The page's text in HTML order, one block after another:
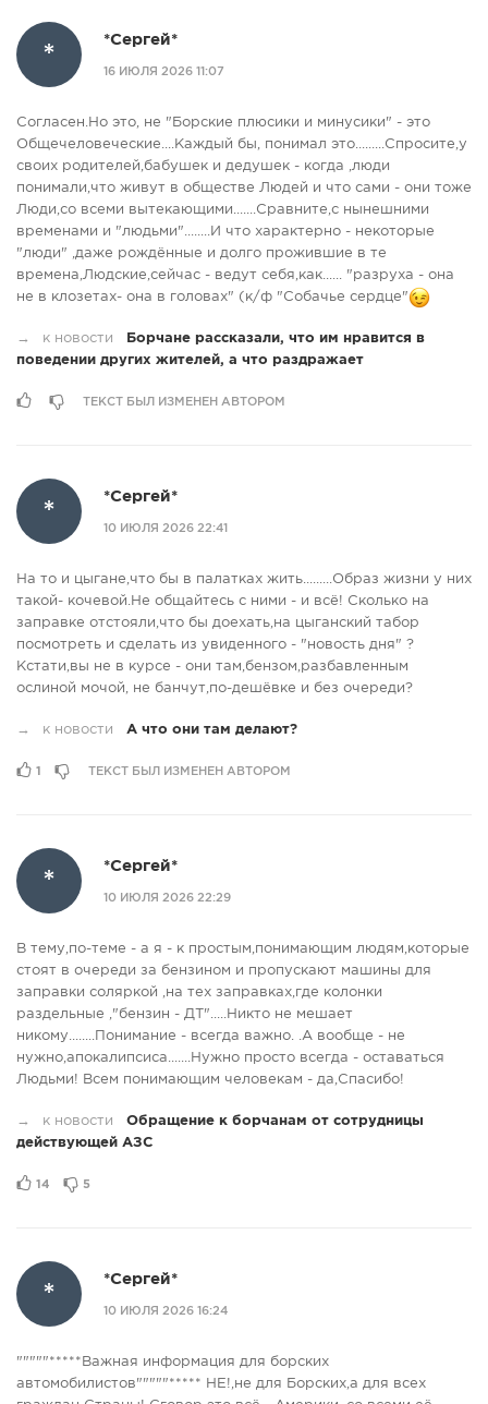
*
*Сергей*
16 ИЮЛЯ 2026 11:07
Согласен.Но это, не "Борские плюсики и минусики" - это
Общечеловеческие....Каждый бы, понимал это.........Спросите,у
своих родителей,бабушек и дедушек - когда ,люди
понимали,что живут в обществе Людей и что сами - они тоже
Люди,со всеми вытекающими.......Сравните,с нынешними
временами и "людьми"........И что характерно - некоторые
"люди" ,даже рождённые и долго прожившие в те
времена,Людские,сейчас - ведут себя,как...... "разруха - она
не в клозетах- она в головах" (к/ф "Собачье сердце"
→ к новости
Борчане рассказали, что им нравится в
поведении других жителей, а что раздражает
ТЕКСТ БЫЛ ИЗМЕНЕН АВТОРОМ
*
*Сергей*
10 ИЮЛЯ 2026 22:41
На то и цыгане,что бы в палатках жить.........Образ жизни у них
такой- кочевой.Не общайтесь с ними - и всё! Сколько на
заправке отстояли,что бы доехать,на цыганский табор
посмотреть и сделать из увиденного - "новость дня" ?
Кстати,вы не в курсе - они там,бензом,разбавленным
ослиной мочой, не банчут,по-дешёвке и без очереди?
→ к новости А что они там делают?
1 ТЕКСТ БЫЛ ИЗМЕНЕН АВТОРОМ
*
*Сергей*
10 ИЮЛЯ 2026 22:29
В тему,по-теме - а я - к простым,понимающим людям,которые
стоят в очереди за бензином и пропускают машины для
заправки соляркой ,на тех заправках,где колонки
раздельные ,"бензин - ДТ".....Никто не мешает
никому........Понимание - всегда важно. .А вообще - не
нужно,апокалипсиса.......Нужно просто всегда - оставаться
Людьми! Всем понимающим человекам - да,Спасибо!
→ к новости Обращение к борчанам от сотрудницы
действующей АЗС
14 5
*
*Сергей*
10 ИЮЛЯ 2026 16:24
"""""*****Важная информация для борских
автомобилистов"""""***** НЕ!,не для Борских,а для всех